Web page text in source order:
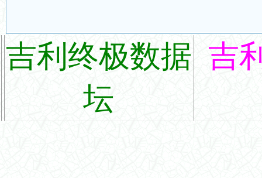
吉利终极数据
坛
吉